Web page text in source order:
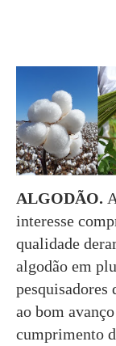
ALGODÃO.
interesse
qualidade
algodão em
pesquisadores
ao bom
cumprimento